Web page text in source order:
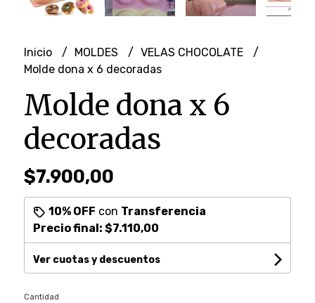
Inicio MOLDES
VELAS CHOCOLATE
Molde dona x 6 decoradas
Molde dona x 6
decoradas
$7.900,00
10% OFF con Transferencia
Precio final: $7.110,00
Ver cuotas y descuentos
Cantidad